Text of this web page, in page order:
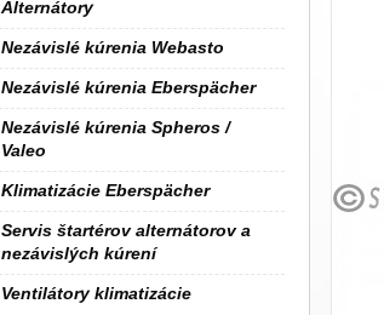
Alternátory
Nezávislé kúrenia Webasto
Nezávislé kúrenia Eberspächer
Nezávislé kúrenia Spheros /
Valeo
Klimatizácie Eberspächer
Servis štartérov alternátorov a
nezávislých kúrení
Ventilátory klimatizácie